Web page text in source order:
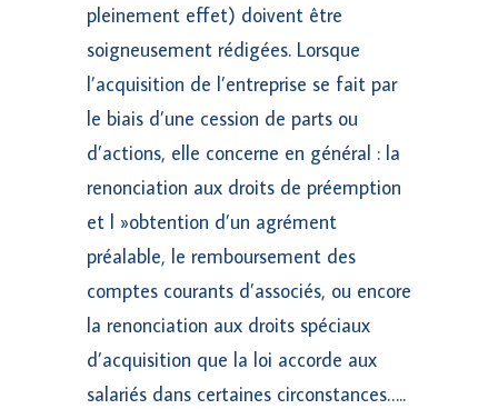
pleinement effet) doivent être
soigneusement rédigées. Lorsque
l’acquisition de l’entreprise se fait par
le biais d’une cession de parts ou
d’actions, elle concerne en général : la
renonciation aux droits de préemption
et l »obtention d’un agrément
préalable, le remboursement des
comptes courants d’associés, ou encore
la renonciation aux droits spéciaux
d’acquisition que la loi accorde aux
salariés dans certaines circonstances…..